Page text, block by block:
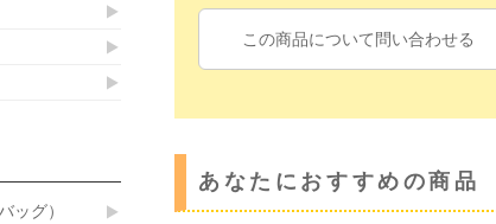
この商品について問い合わせる
あなたにおすすめの商品
ッグ）